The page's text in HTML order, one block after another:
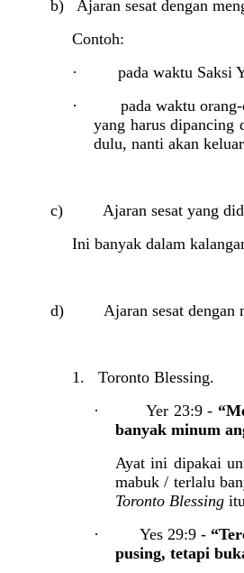
b) Ajaran sesat dengan
Contoh:
·
pada waktu Saksi
·
pada waktu
yang harus dipancing
dulu, nanti akan
c) Ajaran sesat yang
Ini banyak dalam
d) Ajaran sesat dengan
1. Toronto Blessing.
·
Yer 23:9 -
banyak minum
Ayat ini dipakai
mabuk / terlalu
Toronto Blessing
·
Yes 29:9 -
pusing, tetapi